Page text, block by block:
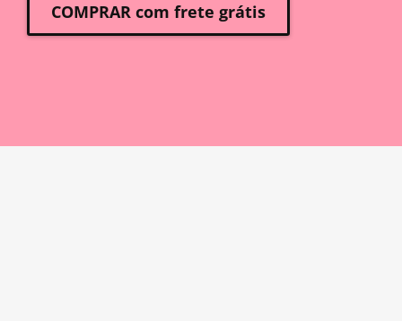
COMPRAR com frete grátis